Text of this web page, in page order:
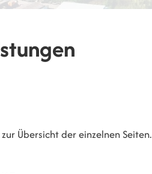
Übersicht der einzelnen Seiten.